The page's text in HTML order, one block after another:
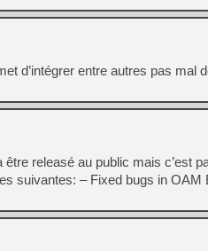
d’intégrer entre autres pas mal
releasé au public mais c’est
suivantes: – Fixed bugs in OAM